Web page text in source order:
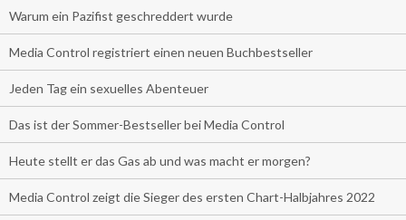
Warum ein Pazifist geschreddert wurde
Media Control registriert einen neuen Buchbestseller
Jeden Tag ein sexuelles Abenteuer
Das ist der Sommer-Bestseller bei Media Control
Heute stellt er das Gas ab und was macht er morgen?
Media Control zeigt die Sieger des ersten Chart-Halbjahres 2022